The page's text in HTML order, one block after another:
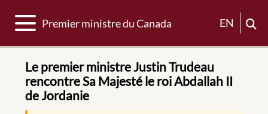
Basculer la navigation
Premier ministre du Canada EN
Le premier ministre Justin Trudeau
rencontre Sa Majesté le roi Abdallah II
de Jordanie